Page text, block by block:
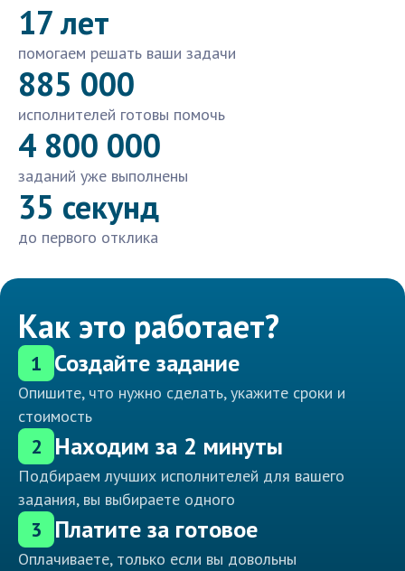
17 лет
помогаем решать ваши задачи
885 000
исполнителей готовы помочь
4 800 000
заданий уже выполнены
35 секунд
до первого отклика
Как это работает?
1 Создайте задание
Опишите, что нужно сделать, укажите сроки и
стоимость
2 Находим за 2 минуты
Подбираем лучших исполнителей для вашего
задания, вы выбираете одного
3 Платите за готовое
Оплачиваете, только если вы довольны